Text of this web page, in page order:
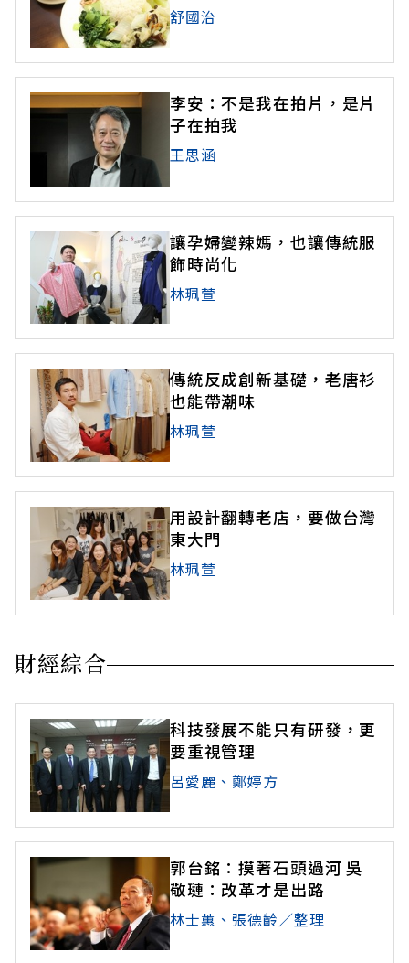
舒國治
李安：不是我在拍片，是片
子在拍我
王思涵
讓孕婦變辣媽，也讓傳統服
飾時尚化
林珮萱
傳統反成創新基礎，老唐衫
也能帶潮味
林珮萱
用設計翻轉老店，要做台灣
東大門
林珮萱
財經綜合
科技發展不能只有研發，更
要重視管理
呂愛麗、鄭婷方
郭台銘：摸著石頭過河 吳
敬璉：改革才是出路
林士蕙、張德齡∕整理